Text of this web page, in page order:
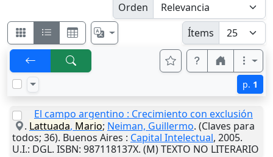
Orden
Ítems
p. 1
El campo argentino : Crecimiento con exclusión
. Lattuada, Mario; Neiman, Guillermo. (Claves para
todos; 36). Buenos Aires : Capital Intelectual, 2005.
U.I.: DGL. ISBN: 987118137X. (M) TEXTO NO LITERARIO